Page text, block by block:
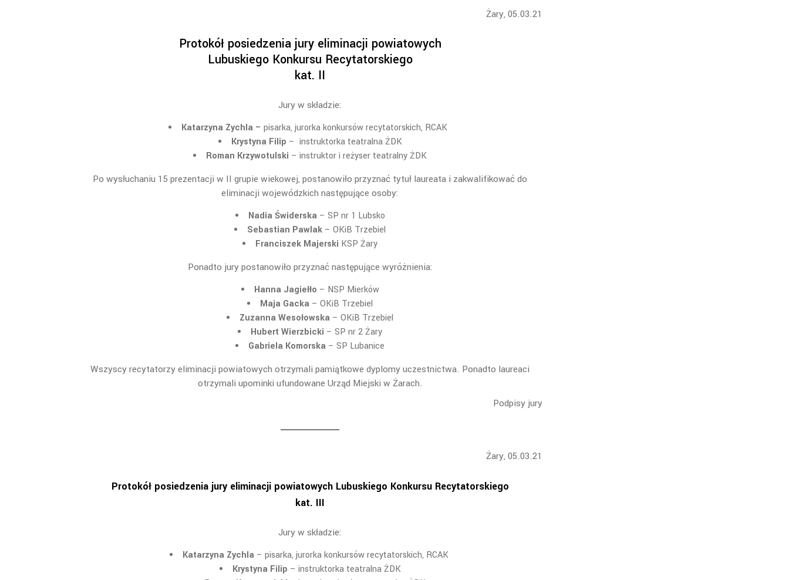
Żary, 05.03.21
Protokół posiedzenia jury eliminacji powiatowych
Lubuskiego Konkursu Recytatorskiego
kat. II
Jury w składzie:
Katarzyna Zychla – pisarka, jurorka konkursów recytatorskich, RCAK
Krystyna Filip – instruktorka teatralna ŻDK
Roman Krzywotulski – instruktor i reżyser teatralny ŻDK
Po wysłuchaniu 15 prezentacji w II grupie wiekowej, postanowiło przyznać tytuł laureata i zakwalifikować do
eliminacji wojewódzkich następujące osoby:
Nadia Świderska– SP nr 1 Lubsko
Sebastian Pawlak – OKiB Trzebiel
Franciszek Majerski KSP Żary
Ponadto jury postanowiło przyznać następujące wyróżnienia:
Hanna Jagiełło – NSP Mierków
Maja Gacka – OKiB Trzebiel
Zuzanna Wesołowska – OKiB Trzebiel
Hubert Wierzbicki – SP nr 2 Żary
Gabriela Komorska – SP Lubanice
Wszyscy recytatorzy eliminacji powiatowych otrzymali pamiątkowe dyplomy uczestnictwa. Ponadto laureaci
otrzymali upominki ufundowane Urząd Miejski w Żarach.
Podpisy jury
Żary, 05.03.21
Protokół posiedzenia jury eliminacji powiatowych Lubuskiego Konkursu Recytatorskiego
kat. III
Jury w składzie:
Katarzyna Zychla– pisarka, jurorka konkursów recytatorskich, RCAK
Krystyna Filip – instruktorka teatralna ŻDK